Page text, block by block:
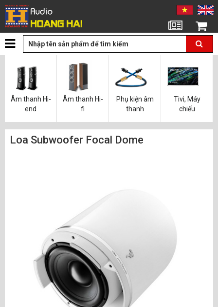
Giỏ hàng
Âm thanh Hi-
end
Âm thanh Hi-
fi
Phụ kiện âm
thanh
Tivi, Máy
chiếu
Loa Subwoofer Focal Dome